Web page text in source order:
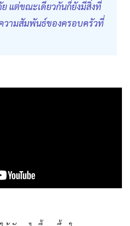
แต่ขณะเดียวกันก็ยังมีสิ่งที่
วามสัมพันธ์ของครอบครัวที่